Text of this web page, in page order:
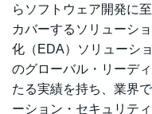
らソフトウェア開発に
カバーするソリューシ
化（EDA）ソリューシ
のグローバル・リーデ
たる実績を持ち、業界
ーション・セキュリテ